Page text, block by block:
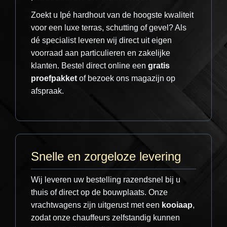
hoogwaardige houtolie. Dit is essentieel om
de conditie van het hout optimaal te houden.
Opslag van uw geleverde
bij warm weer heeft hout te maken met
snellere uitdroging. Moet u langer wachten?
Sla het hout dan op op een droge, koele plek
zonder invloed van zon en regen. Stapel het
hout direct strak op elkaar zonder
tussenruimte; hoe compacter de stapel, hoe
Zoekt u Ipé hardhout van de hoogste kwaliteit
voor een luxe terras, schutting of gevel? Als
dé specialist leveren wij direct uit eigen
voorraad aan particulieren en zakelijke
klanten. Bestel direct online een gratis
proefpakketof bezoek ons magazijn op
afspraak.
Snelle en zorgeloze levering
Wij leveren uw bestelling razendsnel bij u
thuis of direct op de bouwplaats. Onze
vrachtwagens zijn uitgerust met een kooiaap,
zodat onze chauffeurs zelfstandig kunnen